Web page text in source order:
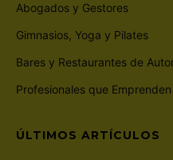
Abogados y Gestores
Gimnasios, Yoga y Pilates
Bares y Restaurantes de
Profesionales que Emprenden
ÚLTIMOS ARTÍCULOS